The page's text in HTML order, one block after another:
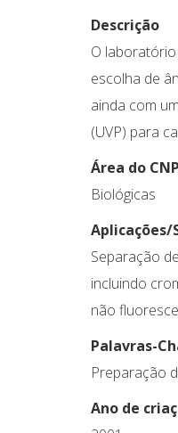
Descrição
O
escolha de
ainda com
(UVP) para
Área do
Biológicas
Aplicações/
Separação
incluindo
não
Palavras-
Preparação
Ano de